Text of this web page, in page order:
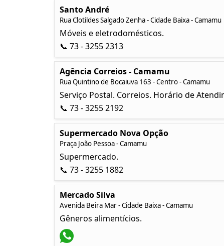
Santo André
Rua Clotildes Salgado Zenha - Cidade Baixa - Camamu
Móveis e eletrodomésticos.
📞 73 - 3255 2313
Agência Correios - Camamu
Rua Quintino de Bocaiuva 163 - Centro - Camamu
Serviço Postal. Correios. Horário de
📞 73 - 3255 2192
Supermercado Nova Opção
Praça João Pessoa - Camamu
Supermercado.
📞 73 - 3255 1882
Mercado Silva
Avenida Beira Mar - Cidade Baixa - Camamu
Gêneros alimentícios.